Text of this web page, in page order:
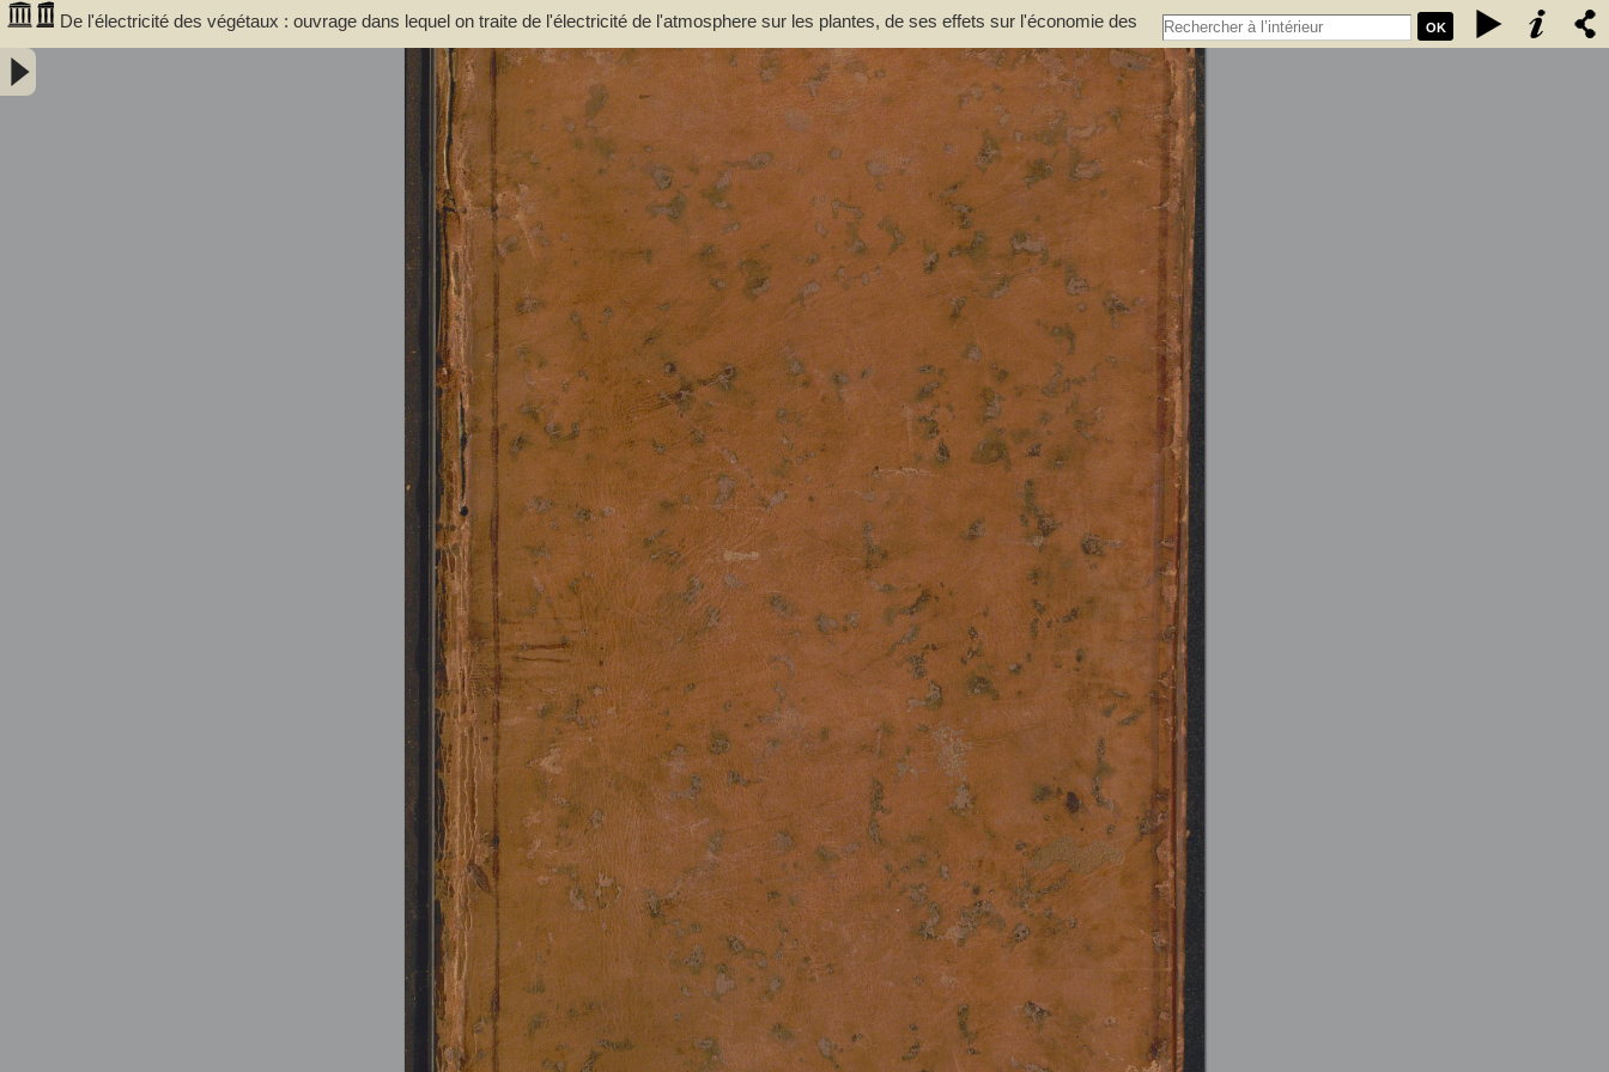
OK
De l'électricité des végétaux : ouvrage dans lequel on traite de l'électricité de l'atmosphere sur les plantes, de ses effets sur l'économie des
végétaux, de leurs vertus médico & nutritivo-électriques, & principalement des moyens de pratique de l'appliquer utilement à l'agriculture,
avec l'invention d'un électro-végétometre . Avec figures en taille-douce. Par M. l'Abbé Bertholon, de S. Lazare, professeur de physique expérimentale des états généraux de la province de Languedoc ... -